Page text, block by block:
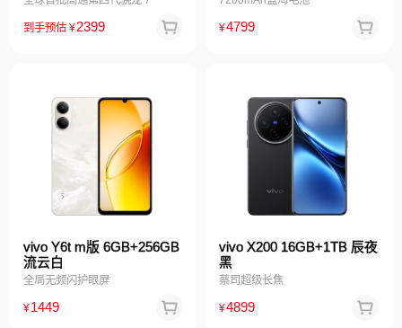
到手预估 ¥2399 ¥4799
vivo Y6t m版 6GB+256GB
流云白
全局无频闪护眼屏
¥1449
vivo X200 16GB+1TB 辰夜
黑
蔡司超级长焦
¥4899